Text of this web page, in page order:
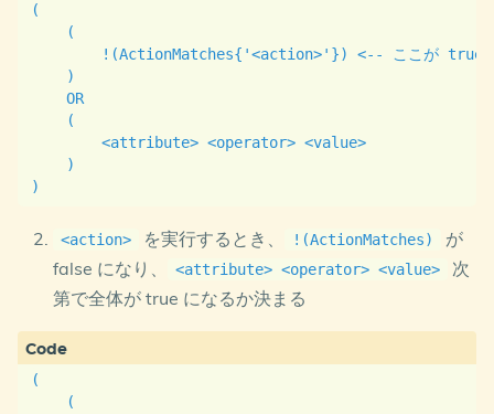
(
    (
!(ActionMatches{'<action>'}) <-- ここが true
    )
    OR
    (
        <attribute> <operator> <value>
    )
<action> を実行するとき、 !(ActionMatches)
が
false になり、
<attribute> <operator> <value>
次
第で全体が true になるか決まる
(
    (